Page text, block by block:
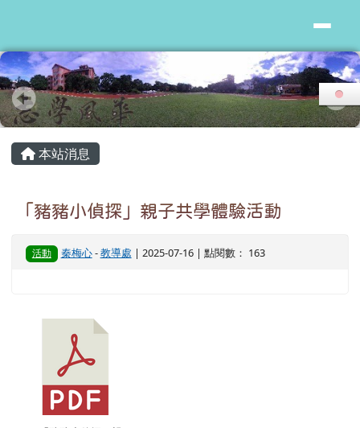
主內容區域
本站消息
「豬豬小偵探」親子共學體驗活動
活動 秦梅心-教導處 | 2025-07-16 | 點閱數： 163
頁尾區域